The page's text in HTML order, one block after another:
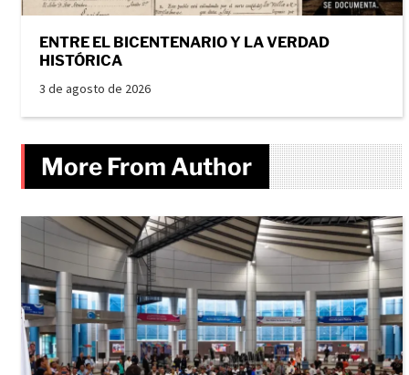
ENTRE EL BICENTENARIO Y LA VERDAD
HISTÓRICA
3 de agosto de 2026
More From Author